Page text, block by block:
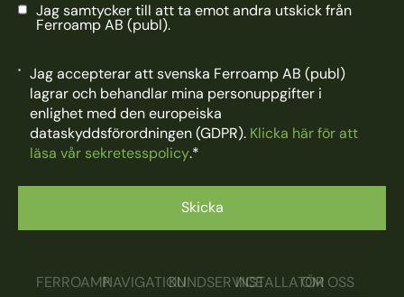
Jag samtycker till att ta emot andra utskick från
Ferroamp AB (publ).
Jag accepterar att svenska Ferroamp AB (publ)
lagrar och behandlar mina personuppgifter i
enlighet med den europeiska
dataskyddsförordningen (GDPR). Klicka här för att
läsa vår sekretesspolicy.*
FERROAMPNAVIGATIONKUNDSERVICEINSTALLATÖROM OSS